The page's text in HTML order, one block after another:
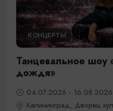
КОНЦЕРТЫ
Танцевальное шоу
дождя»
04.07.2026 -
Калининград, Дворец